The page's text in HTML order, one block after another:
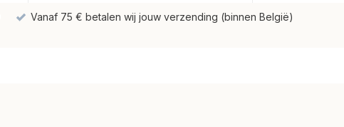
Vanaf 75 € betalen wij jouw verzending (binnen België)